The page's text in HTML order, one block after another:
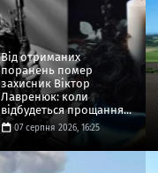
Від отриманих
поранень помер
захисник Віктор
Лавренюк: коли
відбудеться прощання...
07 серпня 2026, 16:25